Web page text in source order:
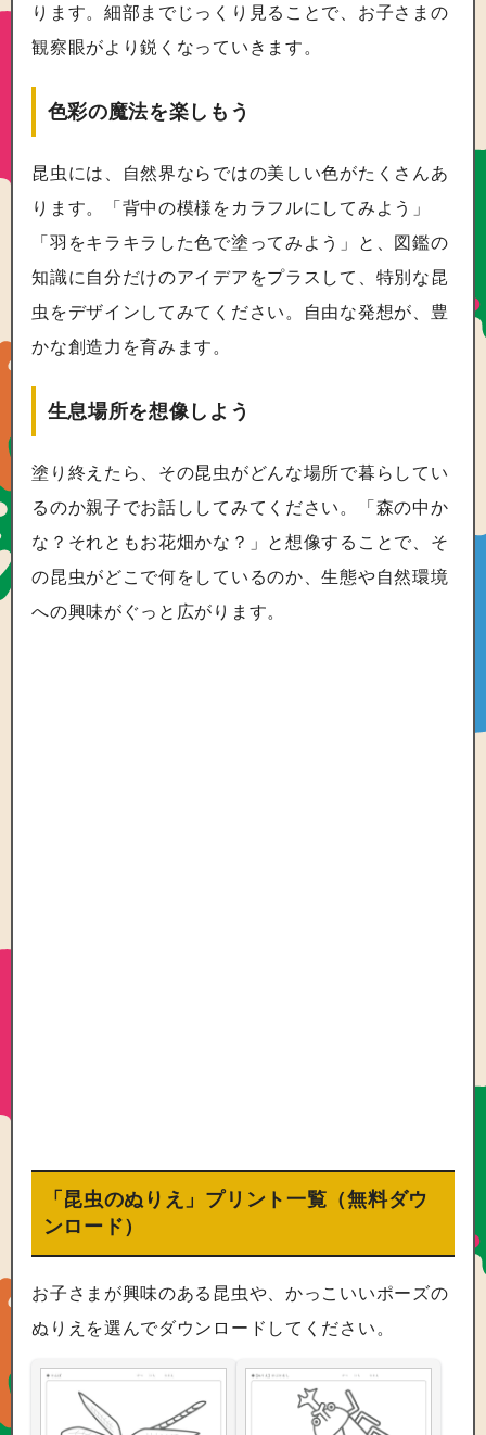
ります。細部までじっくり見ることで、お子さまの
観察眼がより鋭くなっていきます。
色彩の魔法を楽しもう
昆虫には、自然界ならではの美しい色がたくさんあ
ります。「背中の模様をカラフルにしてみよう」
「羽をキラキラした色で塗ってみよう」と、図鑑の
知識に自分だけのアイデアをプラスして、特別な昆
虫をデザインしてみてください。自由な発想が、豊
かな創造力を育みます。
生息場所を想像しよう
塗り終えたら、その昆虫がどんな場所で暮らしてい
るのか親子でお話ししてみてください。「森の中か
な？それともお花畑かな？」と想像することで、そ
の昆虫がどこで何をしているのか、生態や自然環境
への興味がぐっと広がります。
「昆虫のぬりえ」プリント一覧（無料ダウ
ンロード）
お子さまが興味のある昆虫や、かっこいいポーズの
ぬりえを選んでダウンロードしてください。